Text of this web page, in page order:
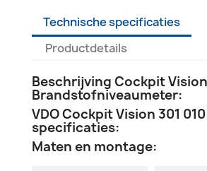
Technische specificaties
Productdetails
Beschrijving Cockpit Vision
Brandstofniveaumeter:
VDO Cockpit Vision 301
specificaties:
Maten en montage: